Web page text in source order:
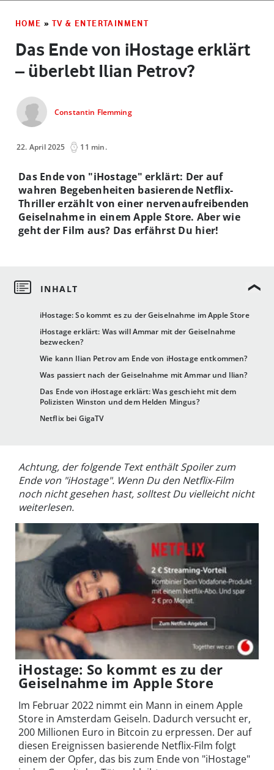
HOME » TV & ENTERTAINMENT
Das Ende von iHostage erklärt
– überlebt Ilian Petrov?
Constantin Flemming
22. April 2025 11 min.
iHostage: So kommt es zu der Geiselnahme im Apple Store
iHostage erklärt: Was will Ammar mit der Geiselnahme
bezwecken?
Wie kann Ilian Petrov am Ende von iHostage entkommen?
Was passiert nach der Geiselnahme mit Ammar und Ilian?
Das Ende von iHostage erklärt: Was geschieht mit dem
Polizisten Winston und dem Helden Mingus?
Netflix bei GigaTV
Das Ende von "iHostage" erklärt: Der auf
wahren Begebenheiten basierende Netflix-
Thriller erzählt von einer nervenaufreibenden
Geiselnahme in einem Apple Store. Aber wie
geht der Film aus? Das erfährst Du hier!
Achtung, der folgende Text enthält Spoiler zum
Ende von "iHostage". Wenn Du den Netflix-Film
noch nicht gesehen hast, solltest Du vielleicht nicht
weiterlesen.
iHostage: So kommt es zu der
Geiselnahme im Apple Store
Im Februar 2022 nimmt ein Mann in einem Apple
Store in Amsterdam Geiseln. Dadurch versucht er,
200 Millionen Euro in Bitcoin zu erpressen. Der auf
diesen Ereignissen basierende Netflix-Film folgt
einem der Opfer, das bis zum Ende von "iHostage"